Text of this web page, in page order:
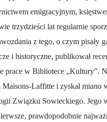
emigracyjnym,
trzydzieści lat regularnie
z tego, o czym pisały
i historyczne, publikował
prace w Bibliotece „Kultury”.
Laffitte i zyskał miano
Związku Sowieckiego. Jego
prawdopodobnie